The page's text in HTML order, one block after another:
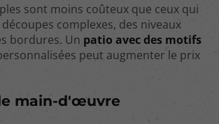
sont moins coûteux que ceux qui
complexes, des niveaux
bordures. Un patio avec des motifs
peut augmenter le prix
main-d'œuvre